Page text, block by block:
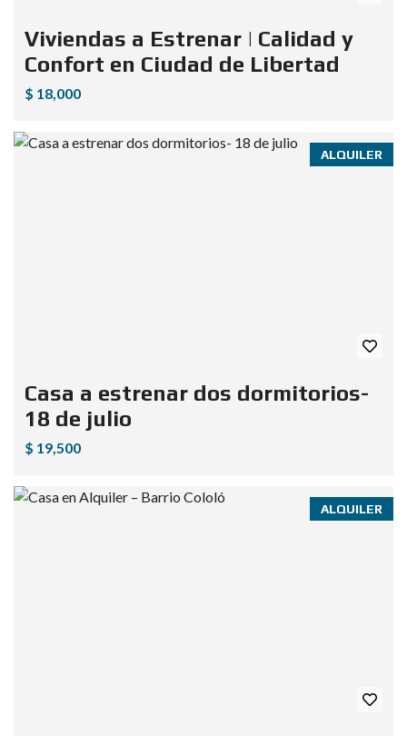
Viviendas a Estrenar | Calidad y
Confort en Ciudad de Libertad
$ 18,000
ALQUILER
Casa a estrenar dos dormitorios-
18 de julio
$ 19,500
ALQUILER